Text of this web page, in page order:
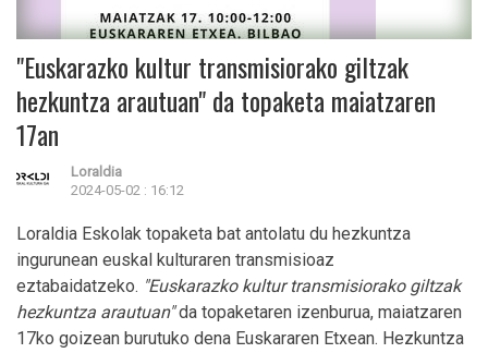
"Euskarazko kultur transmisiorako giltzak
hezkuntza arautuan" da topaketa maiatzaren
17an
Loraldia
2024-05-02 : 16:12
Loraldia Eskolak topaketa bat antolatu du hezkuntza
ingurunean euskal kulturaren transmisioaz
eztabaidatzeko. "Euskarazko kultur transmisiorako giltzak
hezkuntza arautuan"da topaketaren izenburua, maiatzaren
17ko goizean burutuko dena Euskararen Etxean. Hezkuntza